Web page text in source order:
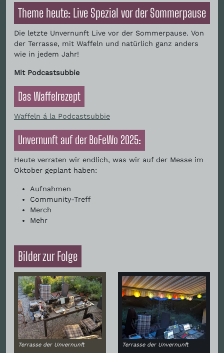
Theme heute: Live Spezial vor der Sommerpause
Die letzte Unvernunft Live vor der Sommerpause. Von
der Terrasse, mit Waffeln und natürlich ganz anders
wie in jedem Jahr!
Mit Podcastsubbie
Das Waffelrezept
Waffeln á la Podcastsubbie
Unvernunft auf der BoFeWo 2025:
Heute verraten wir endlich, was wir auf der Messe im
Oktober geplant haben:
Aufnahmen
Community-Treff
Merch
Mehr
Bilder zur Folge
Terrasse der Unvernunft Terrasse der Unvernunft